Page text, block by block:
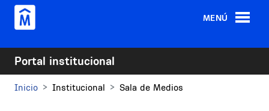
Pasar al contenido principal
MENÚ
Portal institucional
Inicio Institucional Sala de Medios